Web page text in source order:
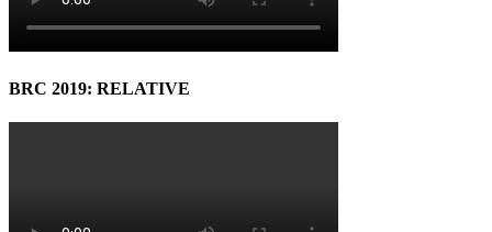
BRC 2019: RELATIVE